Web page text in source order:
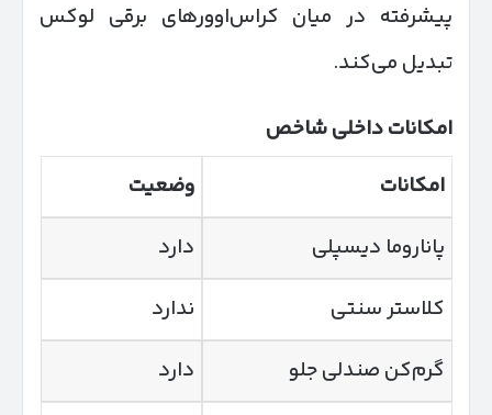
پیشرفته در میان کراس‌اوورهای برقی لوکس
تبدیل می‌کند.
امکانات داخلی شاخص
امکانات
وضعیت
پاناروما دیسپلی
دارد
کلاستر سنتی
ندارد
گرم‌کن صندلی جلو
دارد